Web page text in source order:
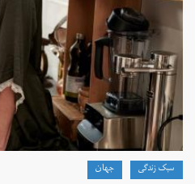
سبک زندگی جهان